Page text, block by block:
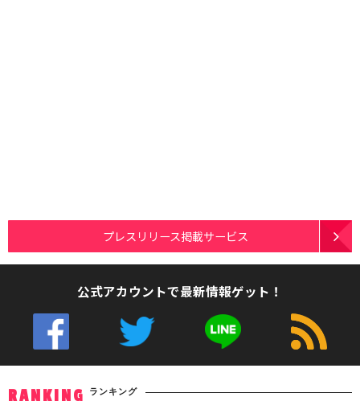
プレスリリース掲載サービス
公式アカウントで最新情報ゲット！
RANKING ランキング